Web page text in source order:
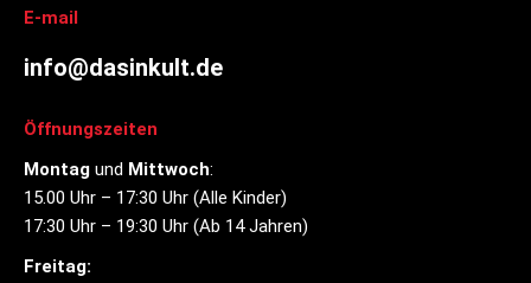
E-mail
info@dasinkult.de
Öffnungszeiten
Montag und Mittwoch:
15.00 Uhr – 17:30 Uhr (Alle Kinder)
17:30 Uhr – 19:30 Uhr (Ab 14 Jahren)
Freitag: